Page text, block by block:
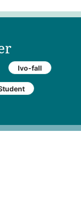
Ivo-fall